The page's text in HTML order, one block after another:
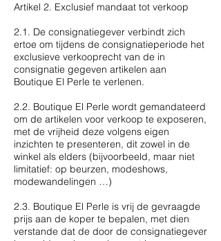
Artikel 2. Exclusief mandaat tot verkoop
2.1. De consignatiegever verbindt zich
ertoe om tijdens de consignatieperiode het
exclusieve verkooprecht van de in
consignatie gegeven artikelen aan
Boutique El Perle te verlenen.
2.2. Boutique El Perle wordt gemandateerd
om de artikelen voor verkoop te exposeren,
met de vrijheid deze volgens eigen
inzichten te presenteren, dit zowel in de
winkel als elders (bijvoorbeeld, maar niet
limitatief: op beurzen, modeshows,
modewandelingen …)
2.3. Boutique El Perle is vrij de gevraagde
prijs aan de koper te bepalen, met dien
verstande dat de door de consignatiegever